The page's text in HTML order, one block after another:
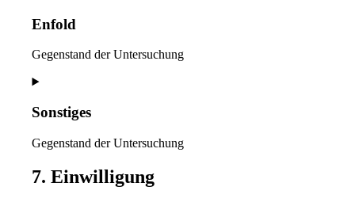
service
Enfold
Gegenstand der Untersuchung
Consent
service
Sonstiges
Gegenstand der Untersuchung
Consent
to
7. Einwilligung